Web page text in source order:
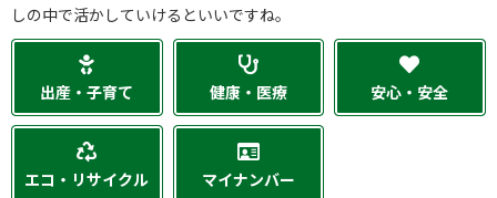
しの中で活かしていけるといいですね。
出産・子育て 健康・医療 安心・安全
エコ・リサイクル マイナンバー